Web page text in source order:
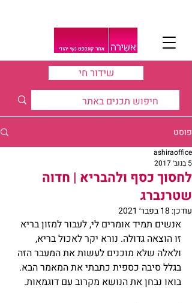
שידור חי
פוסט
לחסוך כסף ולהבריא | חדוה
שטרנברג
ashiraoffice
5 בנוב׳ 2017
עודכן: 18 בפבר׳ 2021
אנשים תמיד אומרים לי, לעבור למזון בריא
זו הוצאה גדולה. נורא יקר לאכול בריא,
ולאלה שלא מוכנים לעשות את המעבר הזה
בגלל סיבה כספית כתבתי את המאמר הבא.
בואו נבחן את הנושא מקרוב עם דוגמאות.